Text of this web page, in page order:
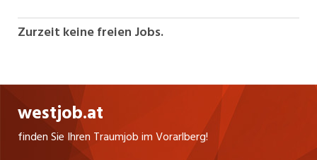
we invite you to gain a glimpse into the universe
Zurzeit keine freien Jobs.
westjob.at
finden Sie Ihren Traumjob im Vorarlberg!